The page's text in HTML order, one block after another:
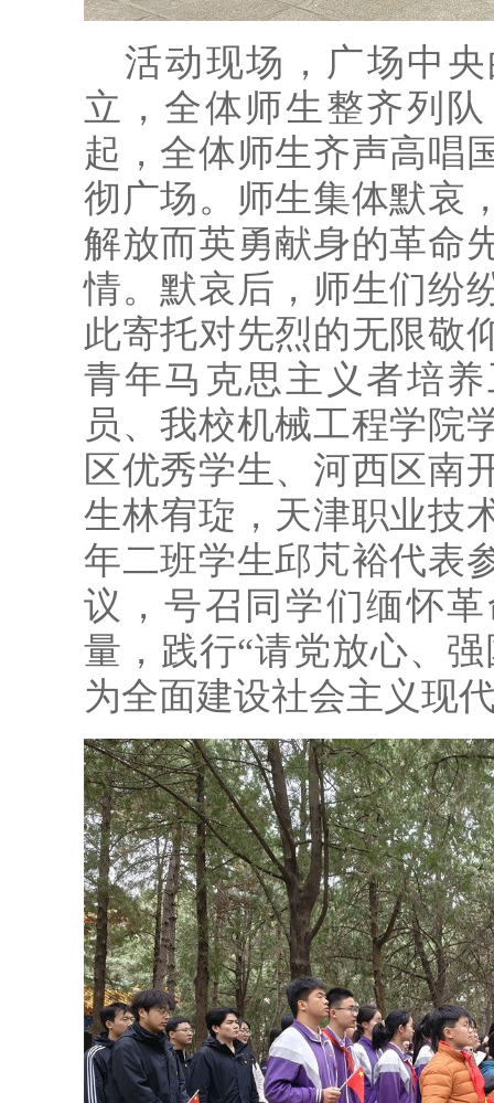
活动现场，广场中
立，全体师生整齐列
起，全体师生齐声高唱
彻广场。师生集体默哀
解放而英勇献身的革命
情。默哀后，师生们纷
此寄托对先烈的无限敬
青年马克思主义者培
员、我校机械工程学院
区优秀学生、河西区南
生林宥琁，天津职业技
年二班学生邱芃裕代表
议，号召同学们缅怀
量，践行“请党放心、
为全面建设社会主义现